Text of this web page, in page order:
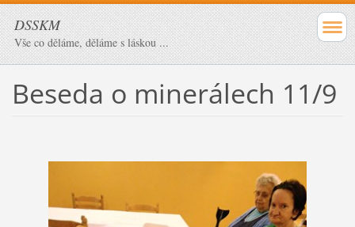
DSSKM
Vše co děláme, děláme s láskou ...
Beseda o minerálech 11/9